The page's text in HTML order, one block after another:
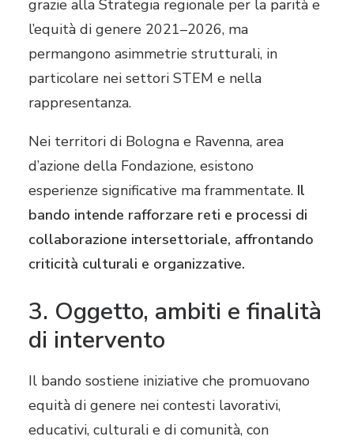
grazie alla Strategia regionale per la parità e
l’equità di genere 2021–2026, ma
permangono asimmetrie strutturali, in
particolare nei settori STEM e nella
rappresentanza.
Nei territori di Bologna e Ravenna, area
d’azione della Fondazione, esistono
esperienze significative ma frammentate. Il
bando intende rafforzare reti e processi di
collaborazione intersettoriale, affrontando
criticità culturali e organizzative.
3. Oggetto, ambiti e finalità
di intervento
Il bando sostiene iniziative che promuovano
equità di genere nei contesti lavorativi,
educativi, culturali e di comunità, con